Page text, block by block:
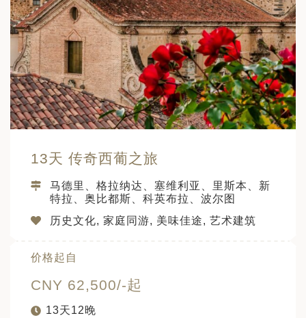
13天 传奇西葡之旅
马德里、格拉纳达、塞维利亚、里斯本、新
特拉、奥比都斯、科英布拉、波尔图
历史文化, 家庭同游, 美味佳途, 艺术建筑
价格起自
CNY 62,500/-起
13天12晚